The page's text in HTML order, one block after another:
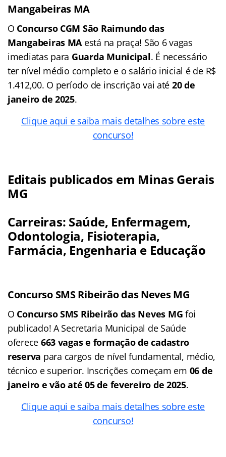
Mangabeiras MA
O Concurso CGM São Raimundo das
Mangabeiras MA está na praça! São 6 vagas
imediatas para Guarda Municipal. É necessário
ter nível médio completo e o salário inicial é de R$
1.412,00. O período de inscrição vai até 20 de
janeiro de 2025.
Clique aqui e saiba mais detalhes sobre este
concurso!
Editais publicados em Minas Gerais
MG
Carreiras: Saúde, Enfermagem,
Odontologia, Fisioterapia,
Farmácia, Engenharia e Educação
Concurso SMS Ribeirão das Neves MG
O Concurso SMS Ribeirão das Neves MG foi
publicado! A Secretaria Municipal de Saúde
oferece 663 vagas e formação de cadastro
reserva para cargos de nível fundamental, médio,
técnico e superior. Inscrições começam em 06 de
janeiro e vão até 05 de fevereiro de 2025.
Clique aqui e saiba mais detalhes sobre este
concurso!